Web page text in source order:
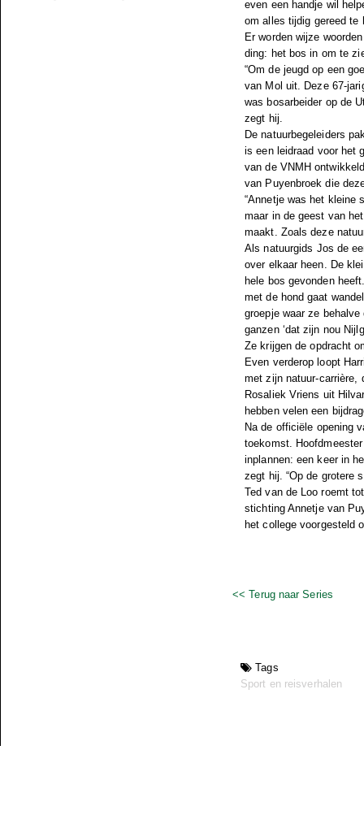
even een handje wil
om alles tijdig gereed te
Er worden wijze
ding: het bos in om te
“Om de jeugd op een
van Mol uit. Deze 67-
was bosarbeider op de
zegt hij.
De natuurbegeleiders
is een leidraad voor het
van de VNMH
van Puyenbroek die
“Annetje was het kleine
maar in de geest van
maakt. Zoals deze
Als natuurgids Jos de
over elkaar heen. De
hele bos gevonden
met de hond gaat
groepje waar ze
ganzen ‘dat zijn nou
Ze krijgen de opdracht
Even verderop loopt
met zijn natuur-carrière,
Rosaliek Vriens uit
hebben velen een
Na de officiële opening
toekomst.
inplannen: een keer in
zegt hij. “Op de grotere
Ted van de Loo roemt
stichting Annetje van
het college voorgesteld
<< Terug naar Series
Tags
Sport en reisverhalen